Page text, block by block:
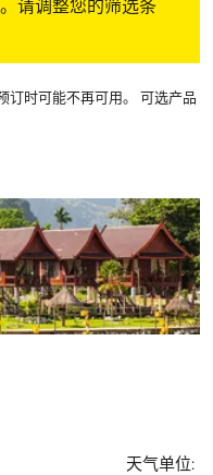
请调整您的筛选条
订时可能不再可用。 可选产品
天气单位: